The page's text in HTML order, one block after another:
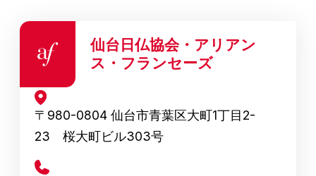
仙台日仏協会・アリアン
ス・フランセーズ
〒980-0804 仙台市青葉区大町1丁目2-
23 桜大町ビル303号